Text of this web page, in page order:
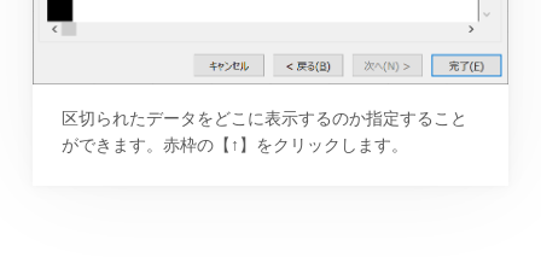
区切られたデータをどこに表示するのか指定すること
ができます。赤枠の【↑】をクリックします。